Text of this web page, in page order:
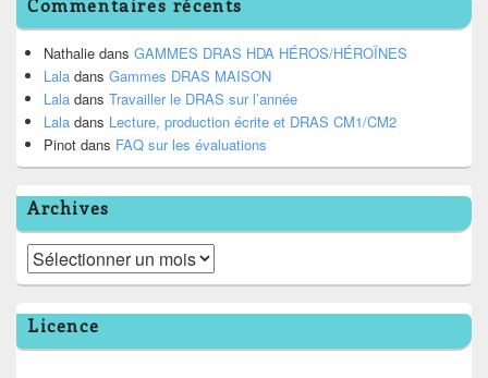
Commentaires récents
Nathalie dans GAMMES DRAS HDA HÉROS/HÉROÏNES
Lala dans Gammes DRAS MAISON
Lala dans Travailler le DRAS sur l’année
Lala dans Lecture, production écrite et DRAS CM1/CM2
Pinot dans FAQ sur les évaluations
Archives
Archives
Licence